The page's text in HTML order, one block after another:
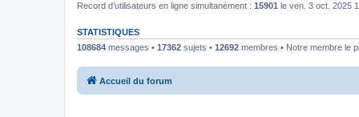
Record d’utilisateurs en ligne simultanément : 15901 le ven. 3 oct. 2025
STATISTIQUES
108684 messages • 17362 sujets • 12692 membres • Notre membre le
Accueil du forum